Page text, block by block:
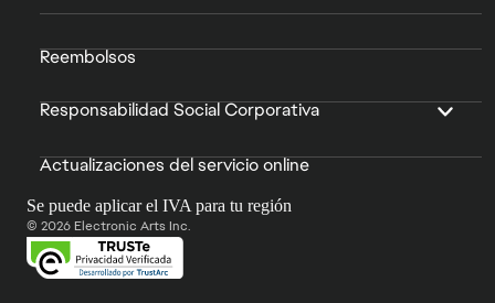
Reembolsos
Responsabilidad Social Corporativa
Actualizaciones del servicio online
Se puede aplicar el IVA para tu región
© 2026 Electronic Arts Inc.